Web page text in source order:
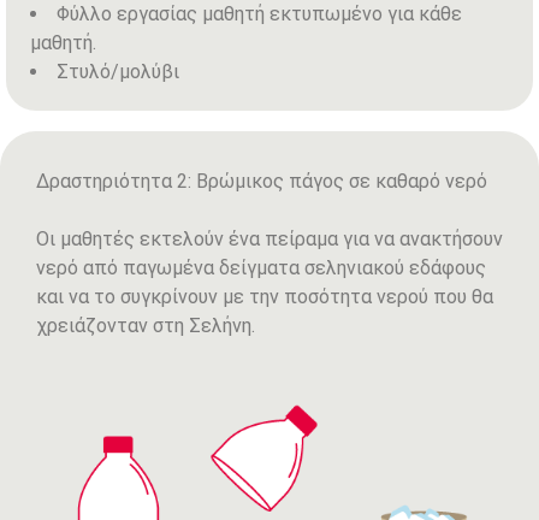
Φύλλο εργασίας μαθητή εκτυπωμένο για κάθε
μαθητή.
Στυλό/μολύβι
Δραστηριότητα 2: Βρώμικος πάγος σε καθαρό νερό
Οι μαθητές εκτελούν ένα πείραμα για να ανακτήσουν
νερό από παγωμένα δείγματα σεληνιακού εδάφους
και να το συγκρίνουν με την ποσότητα νερού που θα
χρειάζονταν στη Σελήνη.